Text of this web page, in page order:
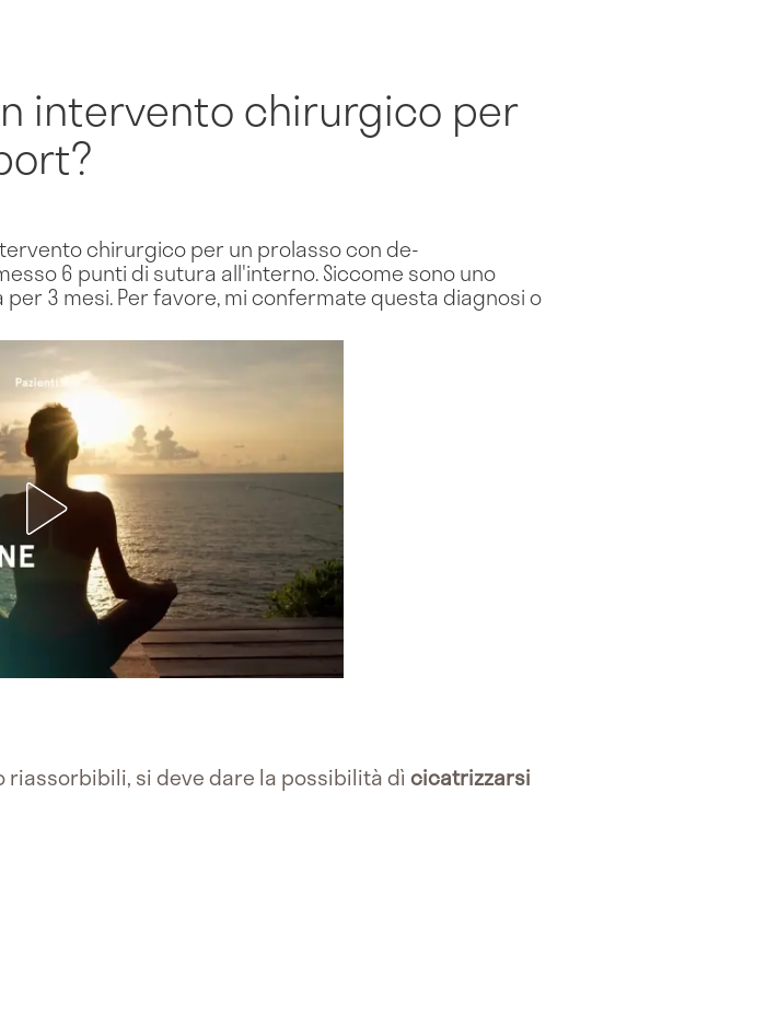
intervento chirurgico per
chirurgico per un prolasso con de-
6 punti di sutura all'interno. Siccome sono uno
3 mesi. Per favore, mi confermate questa diagnosi o
riassorbibili, si deve dare la possibilità dì cicatrizzarsi